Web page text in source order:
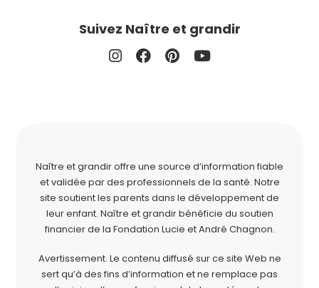
Suivez Naître et grandir
Naître et grandir offre une source d’information fiable
et validée par des professionnels de la santé. Notre
site soutient les parents dans le développement de
leur enfant. Naître et grandir bénéficie du soutien
financier de la Fondation Lucie et André Chagnon.
Avertissement. Le contenu diffusé sur ce site Web ne
sert qu’à des fins d’information et ne remplace pas